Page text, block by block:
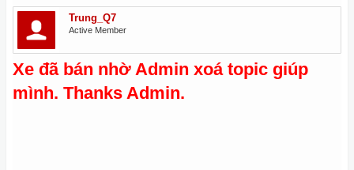
Trung_Q7
Active Member
Xe đã bán nhờ Admin xoá topic giúp
mình. Thanks Admin.